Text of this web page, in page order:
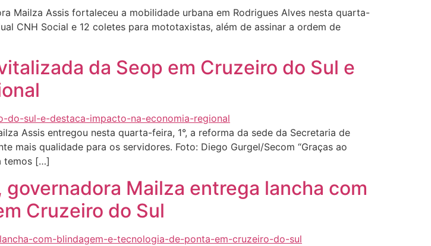
Mailza Assis fortaleceu a mobilidade urbana em Rodrigues Alves nesta quarta-
CNH Social e 12 coletes para mototaxistas, além de assinar a ordem de
da Seop em Cruzeiro do Sul e
Assis entregou nesta quarta-feira, 1°, a reforma da sede da Secretaria de
mais qualidade para os servidores. Foto: Diego Gurgel/Secom “Graças ao
temos […]
Mailza entrega lancha com
Cruzeiro do Sul